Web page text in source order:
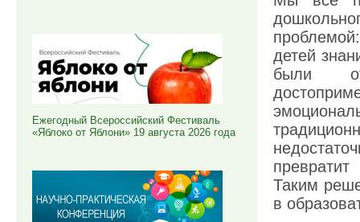
Ежегодный Всероссийский Фестиваль
«Яблоко от Яблони» 19 августа 2026 года
детей
были
Таким
в